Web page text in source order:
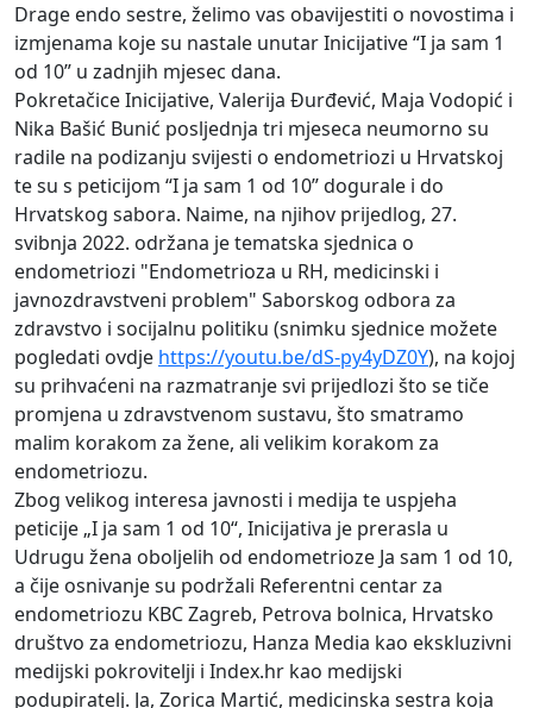
Drage endo sestre, želimo vas obavijestiti o novostima i
izmjenama koje su nastale unutar Inicijative “I ja sam 1
od 10” u zadnjih mjesec dana.
Pokretačice Inicijative, Valerija Đurđević, Maja Vodopić i
Nika Bašić Bunić posljednja tri mjeseca neumorno su
radile na podizanju svijesti o endometriozi u Hrvatskoj
te su s peticijom “I ja sam 1 od 10” dogurale i do
Hrvatskog sabora. Naime, na njihov prijedlog, 27.
svibnja 2022. održana je tematska sjednica o
endometriozi "Endometrioza u RH, medicinski i
javnozdravstveni problem" Saborskog odbora za
zdravstvo i socijalnu politiku (snimku sjednice možete
pogledati ovdje https://youtu.be/dS-py4yDZ0Y), na kojoj
su prihvaćeni na razmatranje svi prijedlozi što se tiče
promjena u zdravstvenom sustavu, što smatramo
malim korakom za žene, ali velikim korakom za
endometriozu.
Zbog velikog interesa javnosti i medija te uspjeha
peticije „I ja sam 1 od 10“, Inicijativa je prerasla u
Udrugu žena oboljelih od endometrioze Ja sam 1 od 10,
a čije osnivanje su podržali Referentni centar za
endometriozu KBC Zagreb, Petrova bolnica, Hrvatsko
društvo za endometriozu, Hanza Media kao ekskluzivni
medijski pokrovitelji i Index.hr kao medijski
podupiratelj. Ja, Zorica Martić, medicinska sestra koja